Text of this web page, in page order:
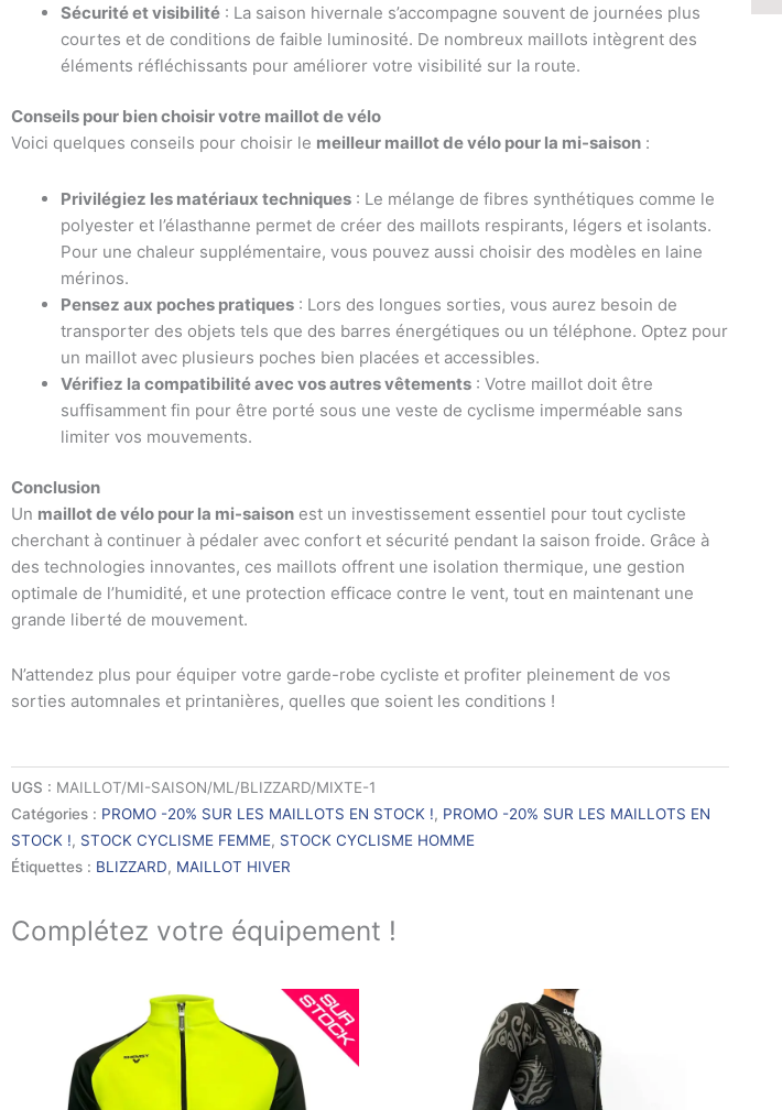
Sécurité et visibilité : La saison hivernale s’accompagne souvent de journées plus
courtes et de conditions de faible luminosité. De nombreux maillots intègrent des
éléments réfléchissants pour améliorer votre visibilité sur la route.
Conseils pour bien choisir votre maillot de vélo
Voici quelques conseils pour choisir le meilleur maillot de vélo pour la mi-saison :
Privilégiez les matériaux techniques : Le mélange de fibres synthétiques comme le
polyester et l’élasthanne permet de créer des maillots respirants, légers et isolants.
Pour une chaleur supplémentaire, vous pouvez aussi choisir des modèles en laine
mérinos.
Pensez aux poches pratiques : Lors des longues sorties, vous aurez besoin de
transporter des objets tels que des barres énergétiques ou un téléphone. Optez pour
un maillot avec plusieurs poches bien placées et accessibles.
Vérifiez la compatibilité avec vos autres vêtements : Votre maillot doit être
suffisamment fin pour être porté sous une veste de cyclisme imperméable sans
limiter vos mouvements.
Conclusion
Un maillot de vélo pour la mi-saison est un investissement essentiel pour tout cycliste
cherchant à continuer à pédaler avec confort et sécurité pendant la saison froide. Grâce à
des technologies innovantes, ces maillots offrent une isolation thermique, une gestion
optimale de l’humidité, et une protection efficace contre le vent, tout en maintenant une
grande liberté de mouvement.
N’attendez plus pour équiper votre garde-robe cycliste et profiter pleinement de vos
sorties automnales et printanières, quelles que soient les conditions !
UGS : MAILLOT/MI-SAISON/ML/BLIZZARD/MIXTE-1
Catégories : PROMO -20% SUR LES MAILLOTS EN STOCK !, PROMO -20% SUR LES MAILLOTS EN
STOCK !, STOCK CYCLISME FEMME, STOCK CYCLISME HOMME
Étiquettes : BLIZZARD, MAILLOT HIVER
Complétez votre équipement !
Le
prix
initial
était :
95.00€.
actuel
80.00€.
Ce
produit
plusieurs